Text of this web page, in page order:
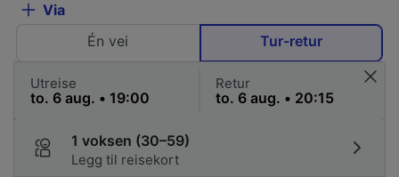
Via
Én vei
Tur-retur
Utreise Retur
1 voksen (30–59)
Legg til reisekort